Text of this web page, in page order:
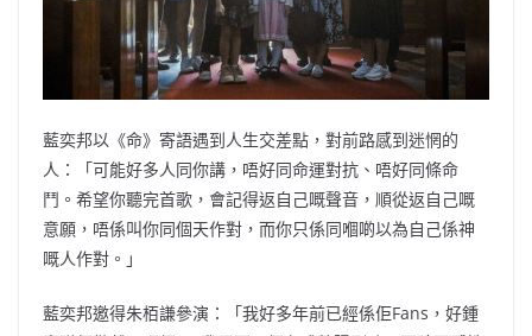
藍奕邦以《命》寄語遇到人生交差點，對前路感到迷惘的
人：「可能好多人同你講，唔好同命運對抗、唔好同條命
鬥。希望你聽完首歌，會記得返自己嘅聲音，順從返自己嘅
意願，唔係叫你同個天作對，而你只係同嗰啲以為自己係神
嘅人作對。」
藍奕邦邀得朱栢謙參演：「我好多年前已經係佢Fans，好鍾